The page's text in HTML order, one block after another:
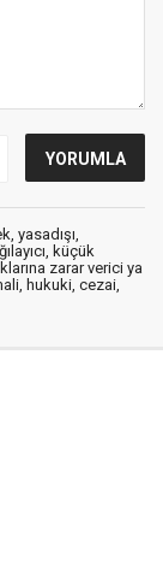
yasadışı,
küçük
zarar verici ya
hukuki, cezai,